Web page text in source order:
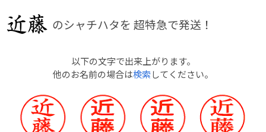
のシャチハタを 超特急で発送！
以下の文字で出来上がります。
他のお名前の場合は検索してください。